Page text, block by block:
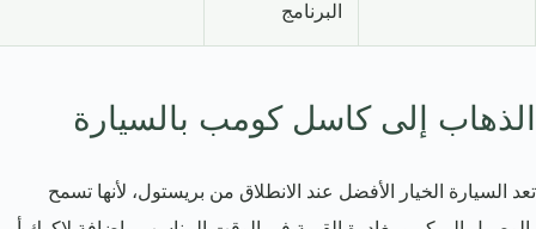
البرنامج
الذهاب إلى كاسل كومب بالسيارة
تعد السيارة الخيار الأفضل عند الانطلاق من بريستول، لأنها تسمح